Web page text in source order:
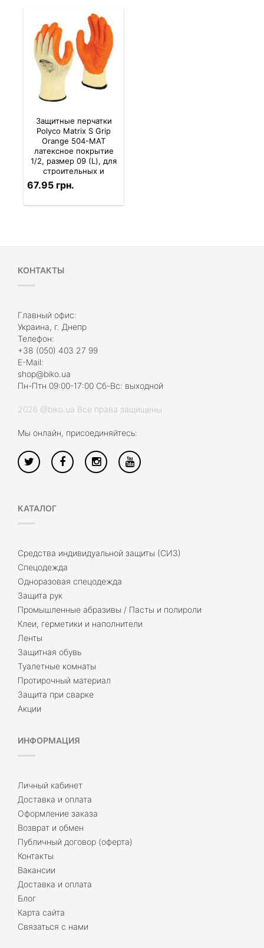
Защитные перчатки
Polyco Matrix S Grip
Orange 504-MAT
латексное покрытие
1/2, размер 09 (L), для
строительных и
монтажных работ
67.95 грн.
КОНТАКТЫ
Главный офис:
Украина, г. Днепр
Телефон:
+38 (050) 403 27 99
E-Mail:
shop@biko.ua
Пн-Птн 09:00-17:00 Сб-Вс: выходной
2026 @biko.ua Все права защищены
Мы онлайн, присоединяйтесь:
КАТАЛОГ
Средства индивидуальной защиты (СИЗ)
Спецодежда
Одноразовая спецодежда
Защита рук
Промышленные абразивы / Пасты и полироли
Клеи, герметики и наполнители
Ленты
Защитная обувь
Туалетные комнаты
Протирочный материал
Защита при сварке
Акции
ИНФОРМАЦИЯ
Личный кабинет
Доставка и оплата
Оформление заказа
Возврат и обмен
Публичный договор (оферта)
Контакты
Вакансии
Доставка и оплата
Блог
Карта сайта
Связаться с нами